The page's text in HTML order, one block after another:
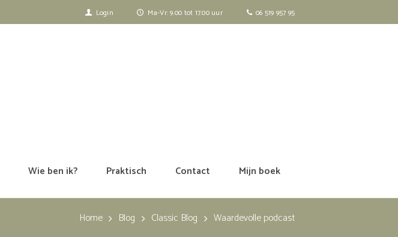
06 519 957 95
Ma-Vr: 9.00 tot 17.00 uur
Login
Wie ben ik? Praktisch Contact Mijn boek
Home Blog Classic Blog Waardevolle podcast